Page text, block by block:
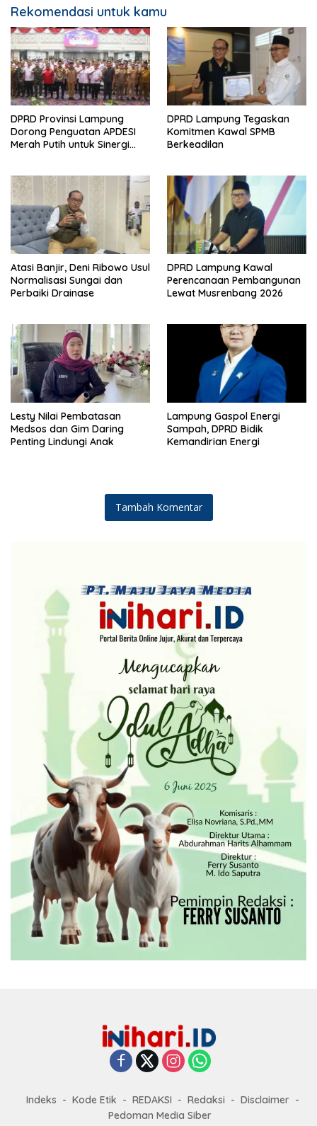
Rekomendasi untuk kamu
DPRD Provinsi Lampung
Dorong Penguatan APDESI
Merah Putih untuk Sinergi
DPRD Lampung Tegaskan
Komitmen Kawal SPMB
Berkeadilan
Atasi Banjir, Deni Ribowo Usul
Normalisasi Sungai dan
Perbaiki Drainase
DPRD Lampung Kawal
Perencanaan Pembangunan
Lewat Musrenbang 2026
Lesty Nilai Pembatasan
Medsos dan Gim Daring
Penting Lindungi Anak
Lampung Gaspol Energi
Sampah, DPRD Bidik
Kemandirian Energi
Tambah Komentar
Indeks Kode Etik REDAKSI Redaksi
Disclaimer
Pedoman Media Siber